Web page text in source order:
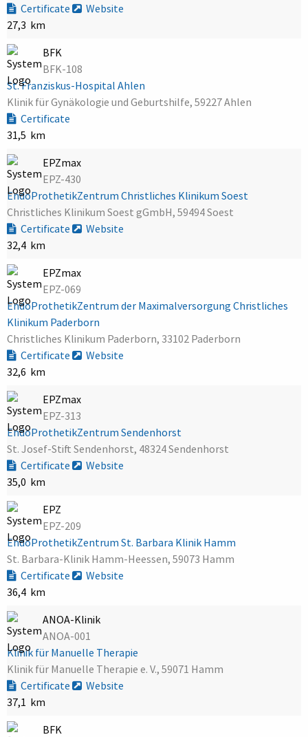
Certificate
Website
27,3 km
BFK
BFK-108
St. Franziskus-Hospital Ahlen
Klinik für Gynäkologie und Geburtshilfe, 59227 Ahlen
Certificate
31,5 km
EPZmax
EPZ-430
EndoProthetikZentrum Christliches Klinikum Soest
Christliches Klinikum Soest gGmbH, 59494 Soest
Certificate
Website
32,4 km
EPZmax
EPZ-069
EndoProthetikZentrum der Maximalversorgung Christliches
Klinikum Paderborn
Christliches Klinikum Paderborn, 33102 Paderborn
Certificate
Website
32,6 km
EPZmax
EPZ-313
EndoProthetikZentrum Sendenhorst
St. Josef-Stift Sendenhorst, 48324 Sendenhorst
Certificate
Website
35,0 km
EPZ
EPZ-209
EndoProthetikZentrum St. Barbara Klinik Hamm
St. Barbara-Klinik Hamm-Heessen, 59073 Hamm
Certificate
Website
36,4 km
ANOA-Klinik
ANOA-001
Klinik für Manuelle Therapie
Klinik für Manuelle Therapie e. V., 59071 Hamm
Certificate
Website
37,1 km
BFK